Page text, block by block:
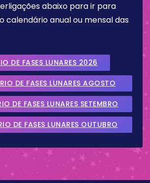
abaixo para ir para
calendário anual ou mensal das
DE FASES LUNARES 2026
DE FASES LUNARES AGOSTO
2026
DE FASES LUNARES SETEMBRO
2026
DE FASES LUNARES OUTUBRO